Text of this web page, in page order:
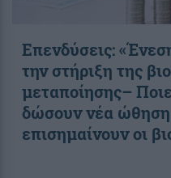
Επενδύσεις:
την στήριξη της
μεταποίησης–
δώσουν νέα ώθηση
επισημαίνουν οι